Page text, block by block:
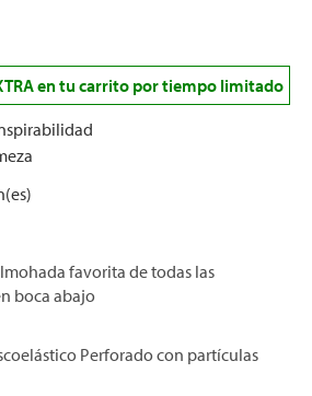
en tu carrito por tiempo limitado
favorita de todas las
boca abajo
Perforado con partículas